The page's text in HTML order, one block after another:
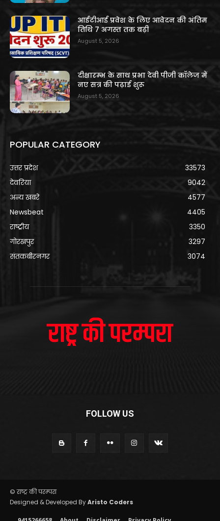
आईटीआई प्रवेश के लिए आवेदन की अंतिम
तिथि 7 अगस्त तक बढ़ी
August 5, 2026
दीक्षारम्भ के साथ प्रभा देवी पीजी कॉलेज में
नए सत्र की पढ़ाई शुरू
August 5, 2026
POPULAR CATEGORY
उत्तर प्रदेश
33573
देवरिया
9042
अन्य खबरे
4577
Newsbeat
4405
राष्ट्रीय
3350
गोरखपुर
3297
संतकबीरनगर
3074
FOLLOW US
© राष्ट्र की परम्परा
Designed & Developed ByAristo Coders